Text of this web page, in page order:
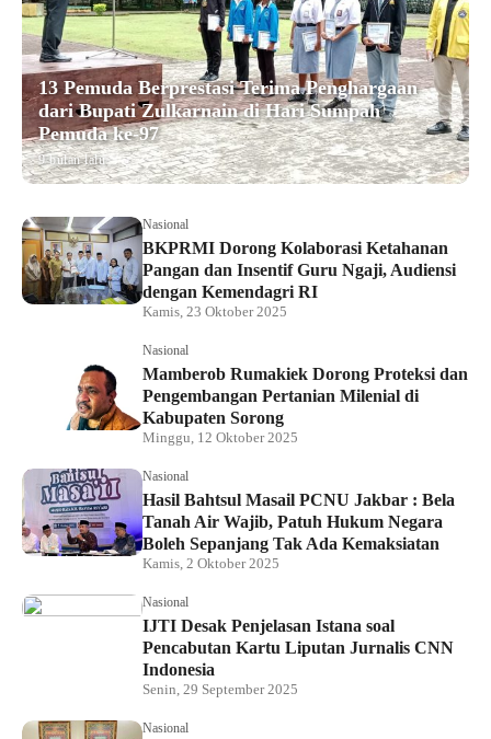
13 Pemuda Berprestasi Terima Penghargaan
dari Bupati Zulkarnain di Hari Sumpah
Pemuda ke-97
9 bulan lalu
Nasional
BKPRMI Dorong Kolaborasi Ketahanan
Pangan dan Insentif Guru Ngaji, Audiensi
dengan Kemendagri RI
Kamis, 23 Oktober 2025
Nasional
Mamberob Rumakiek Dorong Proteksi dan
Pengembangan Pertanian Milenial di
Kabupaten Sorong
Minggu, 12 Oktober 2025
Nasional
Hasil Bahtsul Masail PCNU Jakbar : Bela
Tanah Air Wajib, Patuh Hukum Negara
Boleh Sepanjang Tak Ada Kemaksiatan
Kamis, 2 Oktober 2025
Nasional
IJTI Desak Penjelasan Istana soal
Pencabutan Kartu Liputan Jurnalis CNN
Indonesia
Senin, 29 September 2025
Nasional